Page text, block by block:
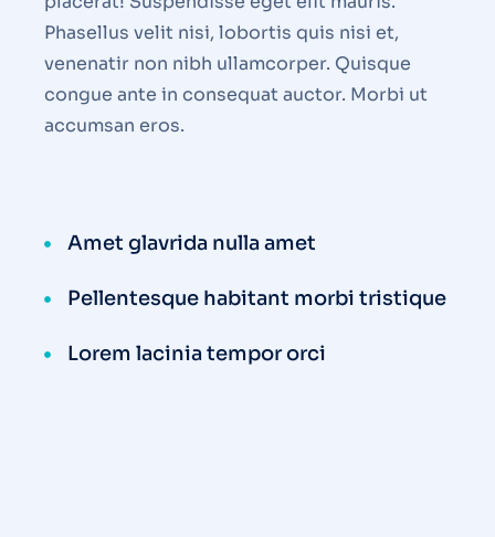
Phasellus velit nisi, lobortis quis nisi et,
venenatir non nibh ullamcorper. Quisque
congue ante in consequat auctor. Morbi ut
accumsan eros.
Amet glavrida nulla amet
Pellentesque habitant morbi tristique
Lorem lacinia tempor orci